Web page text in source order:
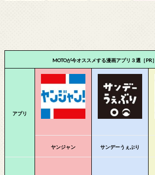
MOTOが今オススメする漫画アプリ３選［PR］
アプリ
ヤンジャン サンデーうぇぶり